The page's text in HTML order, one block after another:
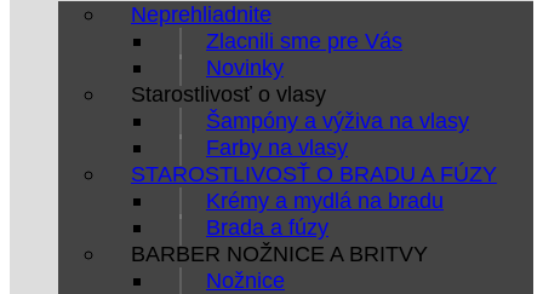
Neprehliadnite
Zlacnili sme pre Vás
Novinky
Starostlivosť o vlasy
Šampóny a výživa na vlasy
Farby na vlasy
STAROSTLIVOSŤ O BRADU A FÚZY
Krémy a mydlá na bradu
Brada a fúzy
BARBER NOŽNICE A BRITVY
Nožnice